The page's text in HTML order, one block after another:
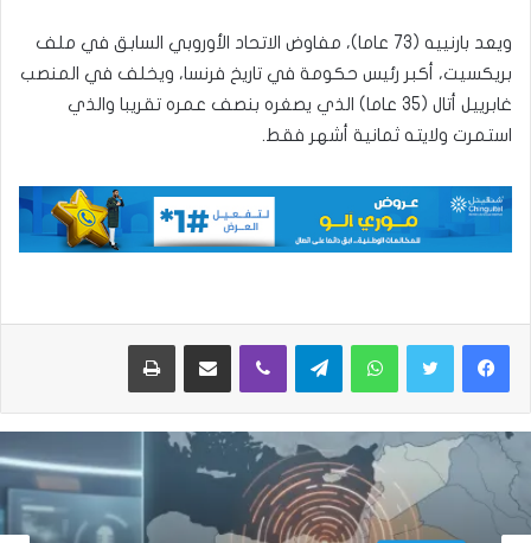
ويعد بارنييه (73 عاما)، مفاوض الاتحاد الأوروبي السابق في ملف
بريكسيت، أكبر رئيس حكومة في تاريخ فرنسا، ويخلف في المنصب
غابرييل أتال (35 عاما) الذي يصغره بنصف عمره تقريبا والذي
استمرت ولايته ثمانية أشهر فقط.
واتساب تيلقرام ڤايبر مشاركة عبر البريد طباعة